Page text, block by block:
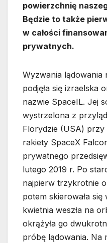
powierzchnię
Będzie to także
w całości
prywatnych.
Wyzwania lądowania
podjęła się izraelska
nazwie SpaceIL. Jej
wystrzelona z
Florydzie (USA) przy
rakiety SpaceX
prywatnego
lutego 2019 r. Po
najpierw trzykrotnie
potem skierowała
kwietnia weszła na
okrążyła go
próbę lądowania. Na